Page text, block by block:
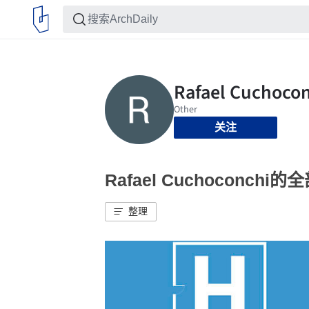
关注
Rafael Cuchoconchi的全
整理